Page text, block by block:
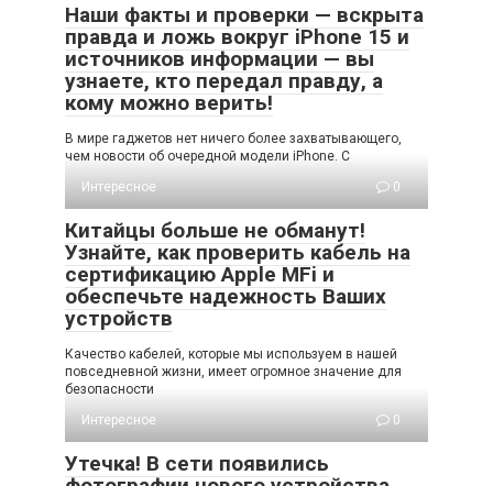
Наши факты и проверки — вскрыта
правда и ложь вокруг iPhone 15 и
источников информации — вы
узнаете, кто передал правду, а
кому можно верить!
В мире гаджетов нет ничего более захватывающего,
чем новости об очередной модели iPhone. С
Интересное
0
Китайцы больше не обманут!
Узнайте, как проверить кабель на
сертификацию Apple MFi и
обеспечьте надежность Ваших
устройств
Качество кабелей, которые мы используем в нашей
повседневной жизни, имеет огромное значение для
безопасности
Интересное
0
Утечка! В сети появились